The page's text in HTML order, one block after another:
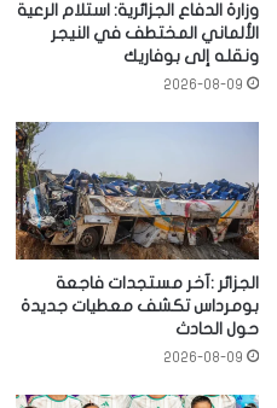
وزارة الدفاع الجزائرية: استلام الرعية
الألماني المختطف في النيجر
ونقله إلى بوفاريك
2026-08-09
الجزائر :آخر مستجدات فاجعة
بومرداس تكشف معطيات جديدة
حول الحادث
2026-08-09